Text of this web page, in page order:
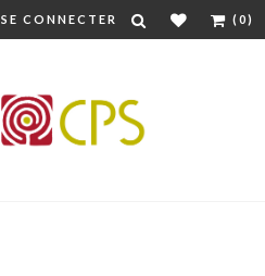
SE CONNECTER (0)